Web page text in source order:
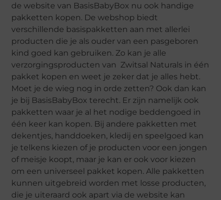
de website van BasisBabyBox nu ook handige
pakketten kopen. De webshop biedt
verschillende basispakketten aan met allerlei
producten die je als ouder van een pasgeboren
kind goed kan gebruiken. Zo kan je alle
verzorgingsproducten van Zwitsal Naturals in één
pakket kopen en weet je zeker dat je alles hebt.
Moet je de wieg nog in orde zetten? Ook dan kan
je bij BasisBabyBox terecht. Er zijn namelijk ook
pakketten waar je al het nodige beddengoed in
één keer kan kopen. Bij andere pakketten met
dekentjes, handdoeken, kledij en speelgoed kan
je telkens kiezen of je producten voor een jongen
of meisje koopt, maar je kan er ook voor kiezen
om een universeel pakket kopen. Alle pakketten
kunnen uitgebreid worden met losse producten,
die je uiteraard ook apart via de website kan